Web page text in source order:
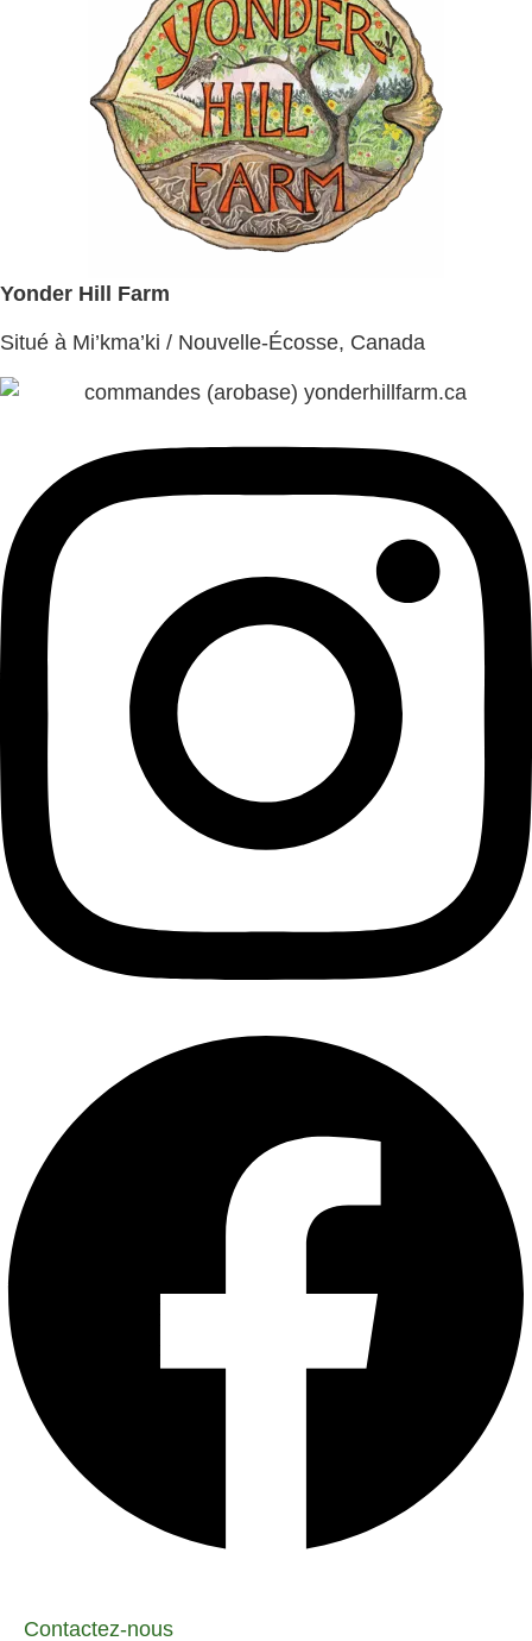
Yonder Hill Farm
Situé à Mi’kma’ki / Nouvelle-Écosse, Canada
Contactez-nous